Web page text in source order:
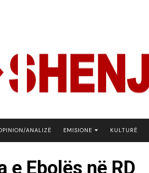
ANALIZË EMISIONE
BOTA NE FOKUS
KULTURË
e Ebolës në RD